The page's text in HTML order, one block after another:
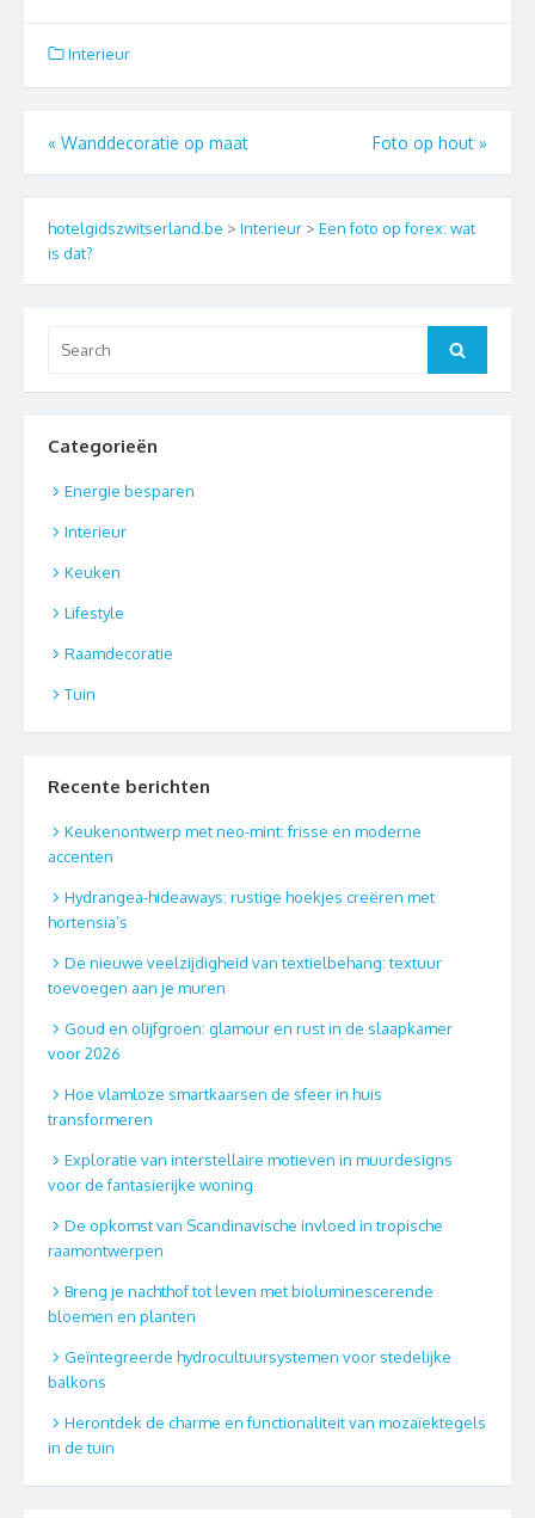
Interieur
Berichtnavigatie
« Wanddecoratie op maat Foto op hout »
hotelgidszwitserland.be > Interieur > Een foto op forex: wat
is dat?
for:
Search
Categorieën
Energie besparen
Interieur
Keuken
Lifestyle
Raamdecoratie
Tuin
Recente berichten
Keukenontwerp met neo-mint: frisse en moderne
accenten
Hydrangea-hideaways: rustige hoekjes creëren met
hortensia’s
De nieuwe veelzijdigheid van textielbehang: textuur
toevoegen aan je muren
Goud en olijfgroen: glamour en rust in de slaapkamer
voor 2026
Hoe vlamloze smartkaarsen de sfeer in huis
transformeren
Exploratie van interstellaire motieven in muurdesigns
voor de fantasierijke woning
De opkomst van Scandinavische invloed in tropische
raamontwerpen
Breng je nachthof tot leven met bioluminescerende
bloemen en planten
Geïntegreerde hydrocultuursystemen voor stedelijke
balkons
Herontdek de charme en functionaliteit van mozaïektegels
in de tuin